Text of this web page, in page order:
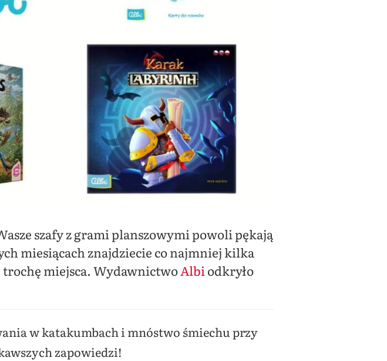
szafy z grami planszowymi powoli pękają
miesiącach znajdziecie co najmniej kilka
trochę miejsca. WydawnictwoAlbiodkryło
w katakumbach i mnóstwo śmiechu przy
zapowiedzi!